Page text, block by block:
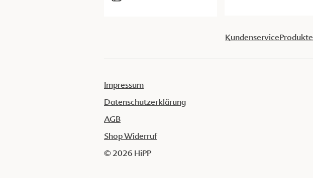
KundenserviceProdukte
Impressum
Datenschutzerklärung
AGB
Shop Widerruf
© 2026 HiPP